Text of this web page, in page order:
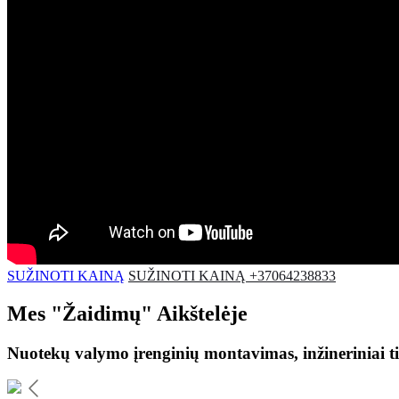
SUŽINOTI KAINĄ SUŽINOTI KAINĄ +37064238833
Mes "Žaidimų" Aikštelėje
Nuotekų valymo įrenginių montavimas, inžineriniai